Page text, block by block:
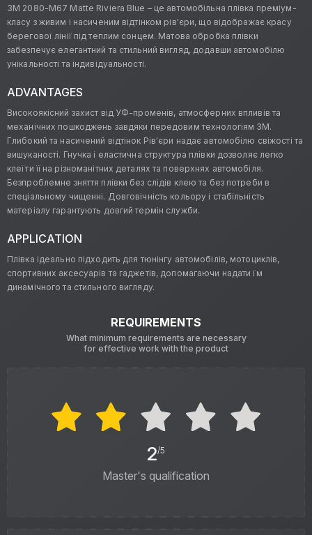
3M 2080-M67 Matte Riviera Blue – це автомобільна плівка преміум-
класу з живим і насиченим відтінком рів'єри, що відображає красу
берегової лінії під теплим сонцем. Матова обробка плівки
забезпечує елегантний та стильний вигляд, додавши автомобілю
унікальності та індивідуальності.
ADVANTAGES
Високоякісний захист від УФ-променів, атмосферних впливів та
механічних пошкоджень завдяки передовим технологіям 3M.
Глибокий та насичений відтінок Рів'єри надає автомобілю свіжості та
вишуканості. Гнучка і еластична структура плівки дозволяє легко
клеїти її на різноманітних деталях та поверхнях автомобіля.
Безпроблемне зняття плівки без слідів клею та без потреби в
спеціальному чищенні. Довговічність кольору і стабільність
матеріалу гарантують довгий термін служби.
APPLICATION
Плівка ідеально підходить для тюнінгу автомобілів, мотоциклів,
спортивних аксесуарів та гаджетів, допомагаючи надати їм
динамічного та стильного вигляду.
REQUIREMENTS
What minimum requirements are necessary
for effective work with the product
2/5
Master's qualification